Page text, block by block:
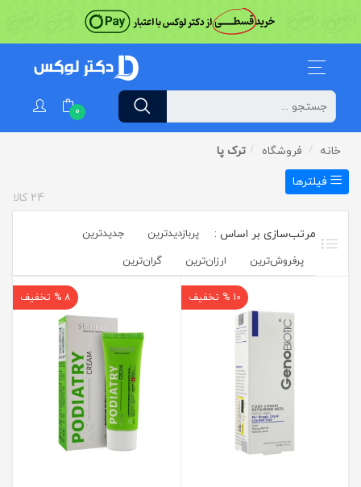
0
خانه فروشگاه
ترک پا
فیلترها
24 کالا
پربازدیدترین
جدیدترین
پرفروش‌ترین‌
ارزان‌ترین گران‌ترین
10 % تخفیف 8 % تخفیف